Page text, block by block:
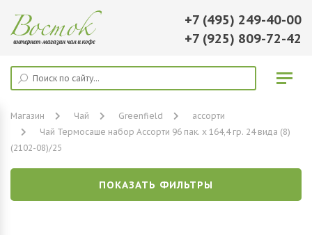
+7 (495) 249-40-00
+7 (925) 809-72-42
Магазин Чай Greenfield
ассорти
Чай Термосаше набор Ассорти 96 пак. х 164,4 гр. 24 вида (8)
(2102-08)/25
ПОКАЗАТЬ ФИЛЬТРЫ